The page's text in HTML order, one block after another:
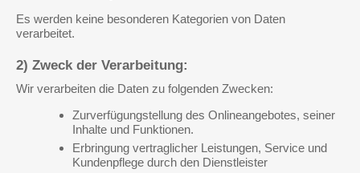
Es werden keine besonderen Kategorien von Daten
verarbeitet.
2) Zweck der Verarbeitung:
Wir verarbeiten die Daten zu folgenden Zwecken:
Zurverfügungstellung des Onlineangebotes, seiner
Inhalte und Funktionen.
Erbringung vertraglicher Leistungen, Service und
Kundenpflege durch den Dienstleister